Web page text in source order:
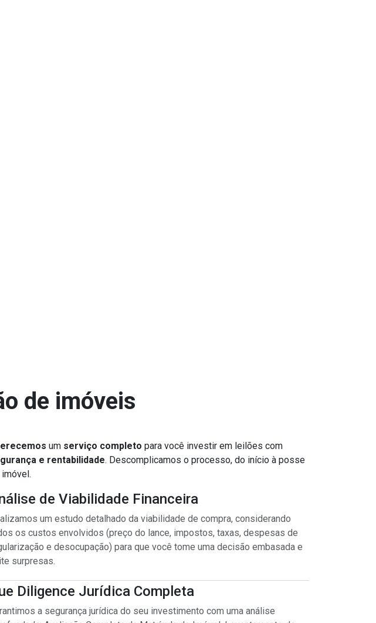
de imóveis
um serviço completo para você investir em leilões com
e rentabilidade. Descomplicamos o processo, do início à posse
de Viabilidade Financeira
um estudo detalhado da viabilidade de compra, considerando
os custos envolvidos (preço do lance, impostos, taxas, despesas de
e desocupação) para que você tome uma decisão embasada e
surpresas.
Diligence Jurídica Completa
a segurança jurídica do seu investimento com uma análise